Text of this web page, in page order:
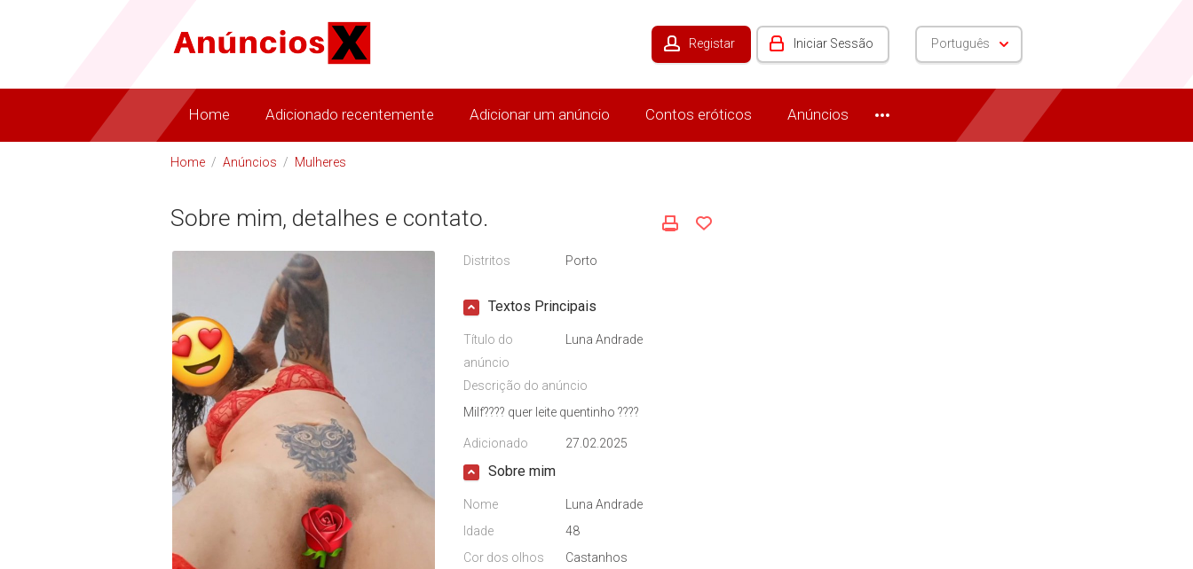
Registar Iniciar Sessão Português
Home Adicionado recentemente Adicionar um anúncio Contos eróticos Anúncios
Home / Anúncios / Mulheres
Sobre mim, detalhes e contato.
Distritos Porto
Textos Principais
Título do
anúncio
Luna Andrade
Descrição do anúncio
Milf???? quer leite quentinho ????
Adicionado 27.02.2025
Sobre mim
Nome
Luna Andrade
Idade
48
Cor dos olhos
Castanhos